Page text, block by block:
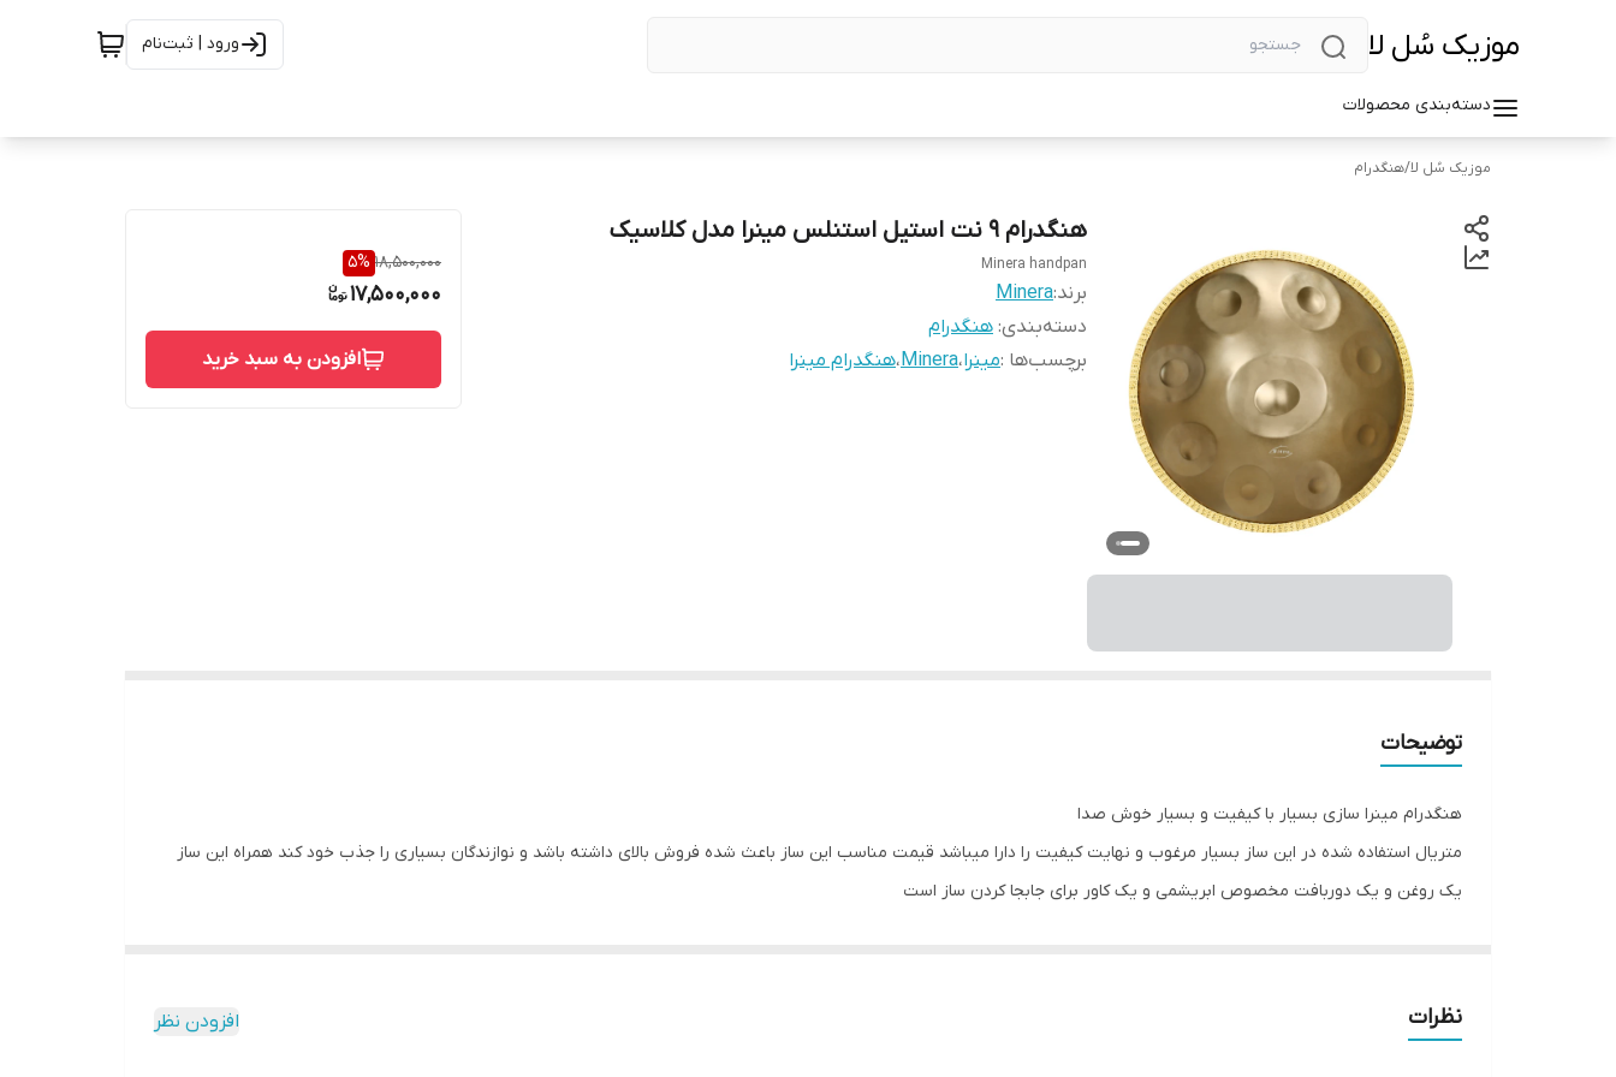
موزیک سُل لا ورود | ثبت‌نام
دسته‌بندی محصولات
موزیک سُل لا/هنگدرام
هنگدرام ۹ نت استیل استنلس مینرا مدل کلاسیک
Minera handpan
برند:Minera
دسته‌بندی: هنگدرام
برچسب‌ها :مینرا،Minera،هنگدرام مینرا
18,500,000
5%
17,500,000
افزودن به سبد خرید
توضیحات
هنگدرام مینرا سازی بسیار با کیفیت و بسیار خوش صدا
متریال استفاده شده در این ساز بسیار مرغوب و نهایت کیفیت را دارا میباشد قیمت مناسب این ساز باعث شده فروش بالای داشته باشد و نوازندگان بسیاری را جذب خود کند همراه این ساز
یک روغن و یک دوربافت مخصوص ابریشمی و یک کاور برای جابجا کردن ساز است
نظرات افزودن نظر